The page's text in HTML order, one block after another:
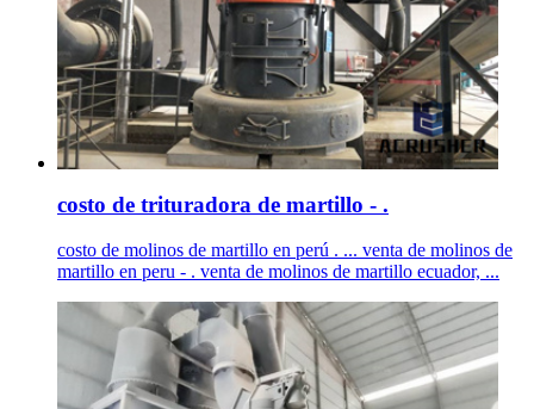
costo de trituradora de martillo - .
costo de molinos de martillo en perú . ... venta de molinos de
martillo en peru - . venta de molinos de martillo ecuador, ...